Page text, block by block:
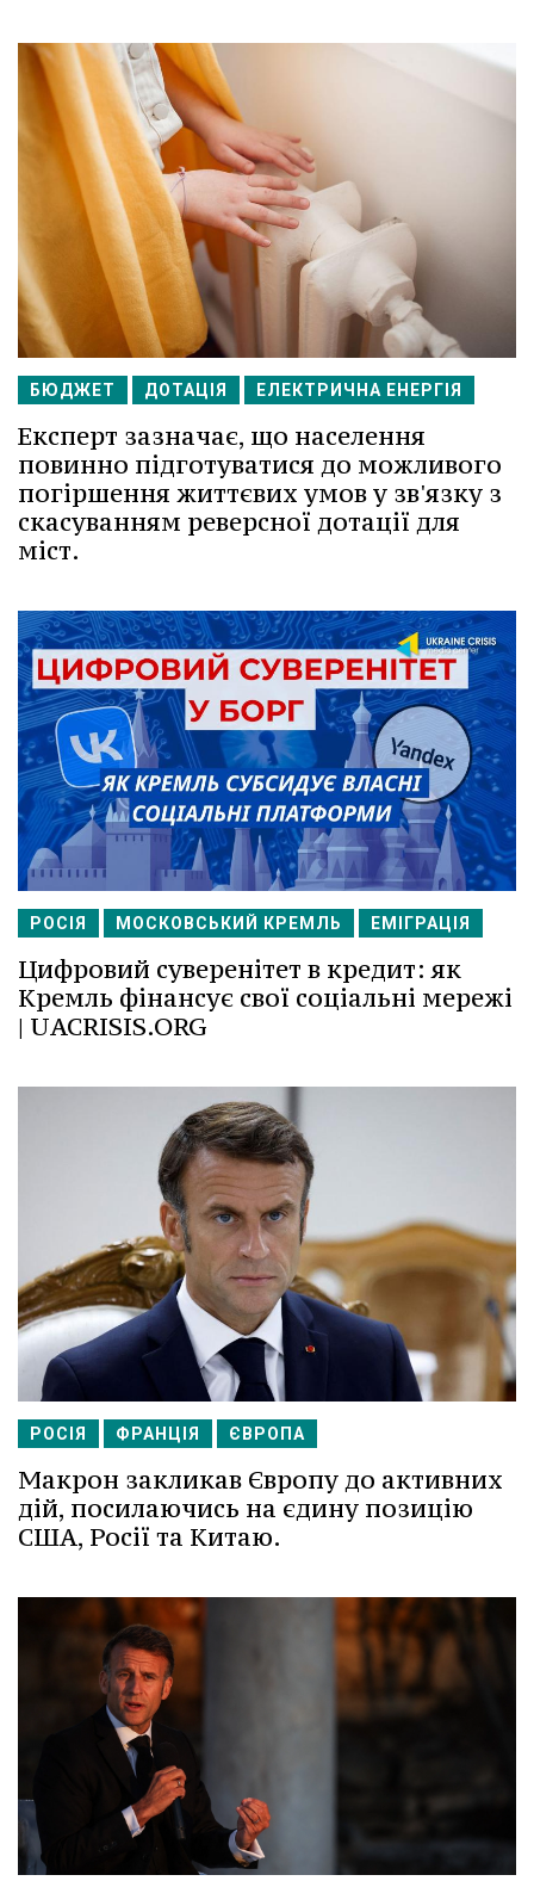
БЮДЖЕТ ДОТАЦІЯ ЕЛЕКТРИЧНА ЕНЕРГІЯ
Експерт зазначає, що населення
повинно підготуватися до можливого
погіршення життєвих умов у зв'язку з
скасуванням реверсної дотації для
міст.
РОСІЯ МОСКОВСЬКИЙ КРЕМЛЬ ЕМІГРАЦІЯ
Цифровий суверенітет в кредит: як
Кремль фінансує свої соціальні мережі
| UACRISIS.ORG
РОСІЯ ФРАНЦІЯ ЄВРОПА
Макрон закликав Європу до активних
дій, посилаючись на єдину позицію
США, Росії та Китаю.